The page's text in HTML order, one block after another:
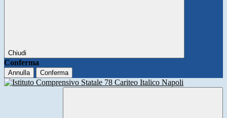
Chiudi
Conferma
Annulla Conferma